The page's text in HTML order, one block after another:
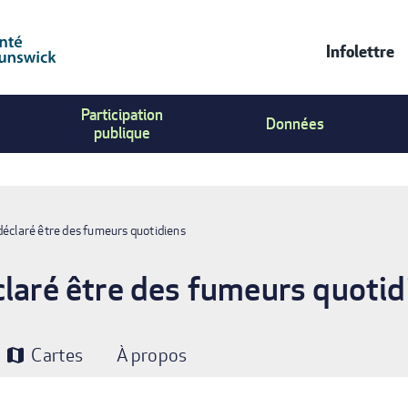
Menu
Infolettre
Participation
publique
Données
être des fumeurs quotidiens
être des fumeurs
map Cartes À propos